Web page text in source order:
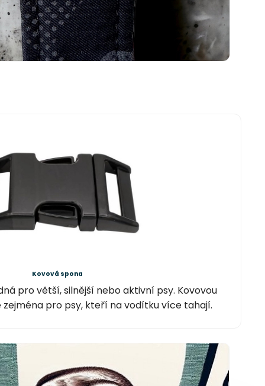
Kovová spona
pro větší, silnější nebo aktivní psy. Kovovou
pro psy, kteří na vodítku více tahají.